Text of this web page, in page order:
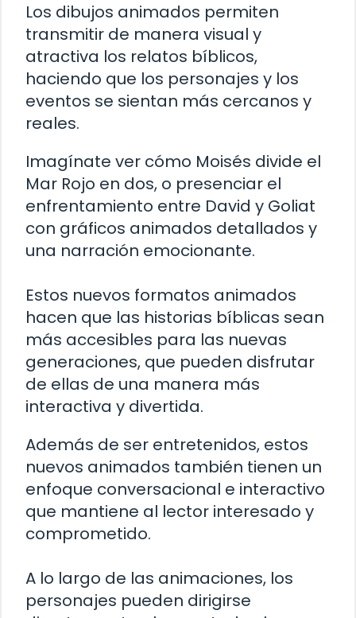
Los dibujos animados permiten
transmitir de manera visual y
atractiva los relatos bíblicos,
haciendo que los personajes y los
eventos se sientan más cercanos y
reales.
Imagínate ver cómo Moisés divide el
Mar Rojo en dos, o presenciar el
enfrentamiento entre David y Goliat
con gráficos animados detallados y
una narración emocionante.
Estos nuevos formatos animados
hacen que las historias bíblicas sean
más accesibles para las nuevas
generaciones, que pueden disfrutar
de ellas de una manera más
interactiva y divertida.
Además de ser entretenidos, estos
nuevos animados también tienen un
enfoque conversacional e interactivo
que mantiene al lector interesado y
comprometido.
A lo largo de las animaciones, los
personajes pueden dirigirse